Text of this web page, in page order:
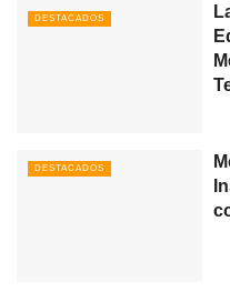
DESTACADOS
DESTACADOS